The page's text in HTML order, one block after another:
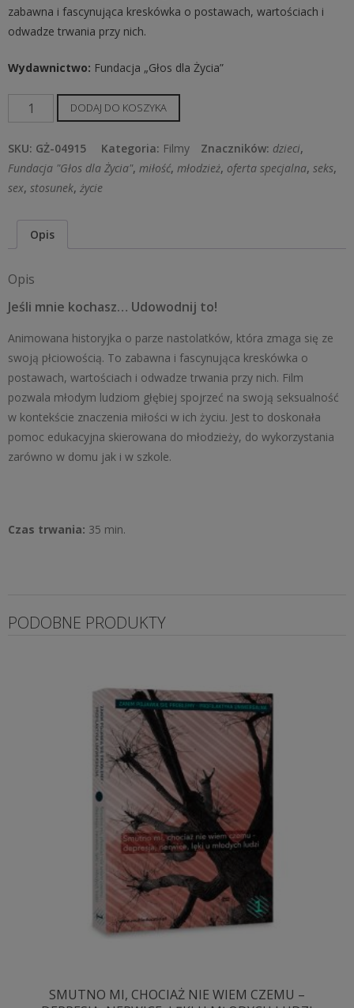
zabawna i fascynująca kreskówka o postawach, wartościach i
odwadze trwania przy nich.
Wydawnictwo: Fundacja „Głos dla Życia”
ilość
Jeśli
mnie
kochasz…
Udowodnij
DODAJ DO KOSZYKA
SKU: GŻ-04915 Kategoria: Filmy Znaczników: dzieci,
Fundacja "Głos dla Życia", miłość, młodzież, oferta specjalna, seks,
sex, stosunek, życie
Opis
Opis
Jeśli mnie kochasz… Udowodnij to!
Animowana historyjka o parze nastolatków, która zmaga się ze
swoją płciowością. To zabawna i fascynująca kreskówka o
postawach, wartościach i odwadze trwania przy nich. Film
pozwala młodym ludziom głębiej spojrzeć na swoją seksualność
w kontekście znaczenia miłości w ich życiu. Jest to doskonała
pomoc edukacyjna skierowana do młodzieży, do wykorzystania
zarówno w domu jak i w szkole.
Czas trwania: 35 min.
PODOBNE PRODUKTY
SMUTNO MI, CHOCIAŻ NIE WIEM CZEMU –